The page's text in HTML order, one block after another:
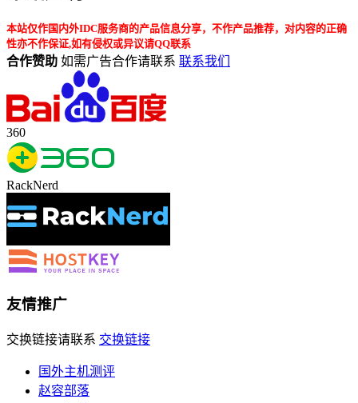
本站仅作国内外IDC服务商的产品信息分享，不作产品推荐，对内容的正确
性亦不作保证,如有侵权或异议请QQ联系
合作赞助 如需广告合作请联系 联系我们
360
RackNerd
友情推广
交换链接请联系 交换链接
国外主机测评
赵容部落